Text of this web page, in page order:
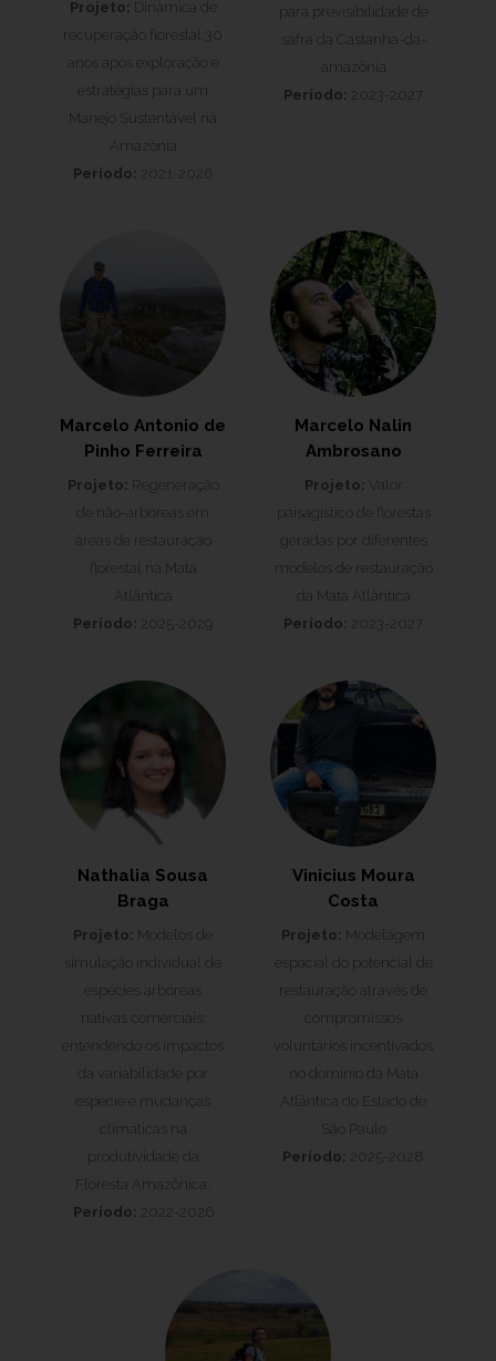
Projeto: Dinâmica de
recuperação florestal 30
anos após exploração e
estratégias para um
Manejo Sustentável na
Amazônia
Período: 2021-2026
para previsibilidade de
safra da Castanha-da-
amazônia
Período: 2023-2027
Marcelo Antonio de
Pinho Ferreira
Projeto: Regeneração
de não-arboreas em
áreas de restauração
florestal na Mata
Atlântica
Período: 2025-2029
Marcelo Nalin
Ambrosano
Projeto: Valor
paisagístico de florestas
geradas por diferentes
modelos de restauração
da Mata Atlântica
Período: 2023-2027
Nathalia Sousa
Braga
Projeto: Modelos de
simulação individual de
espécies arbóreas
nativas comerciais:
entendendo os impactos
da variabilidade por
espécie e mudanças
climáticas na
produtividade da
Floresta Amazônica.
Período: 2022-2026
Vinicius Moura
Costa
Projeto: Modelagem
espacial do potencial de
restauração através de
compromissos
voluntários incentivados
no domínio da Mata
Atlântica do Estado de
São Paulo
Período: 2025-2028